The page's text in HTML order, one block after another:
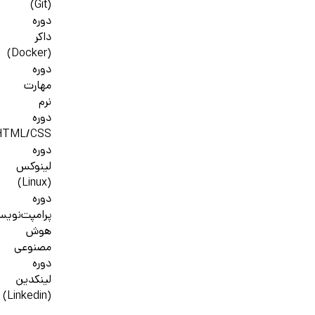
(Git)
دوره
داکر
(Docker)
دوره
مهارت
نرم
دوره
CSS
دوره
لینوکس
(Linux)
دوره
هوش
مصنوعی
دوره
لینکدین
(Linkedin)